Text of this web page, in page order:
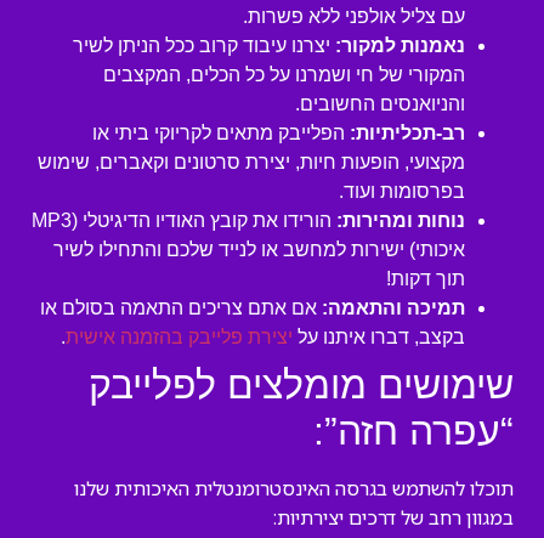
עם צליל אולפני ללא פשרות.
נאמנות למקור: יצרנו עיבוד קרוב ככל הניתן לשיר
המקורי של חי ושמרנו על כל הכלים, המקצבים
והניואנסים החשובים.
רב-תכליתיות: הפלייבק מתאים לקריוקי ביתי או
מקצועי, הופעות חיות, יצירת סרטונים וקאברים, שימוש
בפרסומות ועוד.
נוחות ומהירות:
הורידו את קובץ האודיו הדיגיטלי (MP3
איכותי) ישירות למחשב או לנייד שלכם והתחילו לשיר
תוך דקות!
תמיכה והתאמה: אם אתם צריכים התאמה בסולם או
בקצב, דברו איתנו על יצירת פלייבק בהזמנה אישית.
שימושים מומלצים לפלייבק
“עפרה חזה”:
תוכלו להשתמש בגרסה האינסטרומנטלית האיכותית שלנו
במגוון רחב של דרכים יצירתיות: